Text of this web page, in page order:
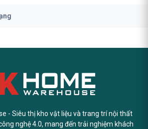
- Siêu thị kho vật liệu và trang trí nội thất
nghệ 4.0, mang đến trải nghiệm khách